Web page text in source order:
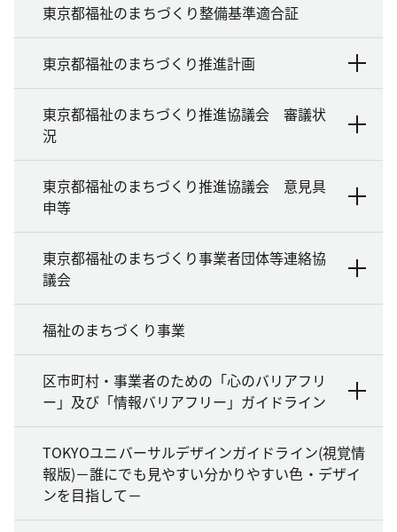
東京都福祉のまちづくり整備基準適合証
東京都福祉のまちづくり推進計画
東京都福祉のまちづくり推進協議会 審議状
況
東京都福祉のまちづくり推進協議会 意見具
申等
東京都福祉のまちづくり事業者団体等連絡協
議会
福祉のまちづくり事業
区市町村・事業者のための「心のバリアフリ
ー」及び「情報バリアフリー」ガイドライン
TOKYOユニバーサルデザインガイドライン(視覚情
報版)－誰にでも見やすい分かりやすい色・デザイ
ンを目指して－